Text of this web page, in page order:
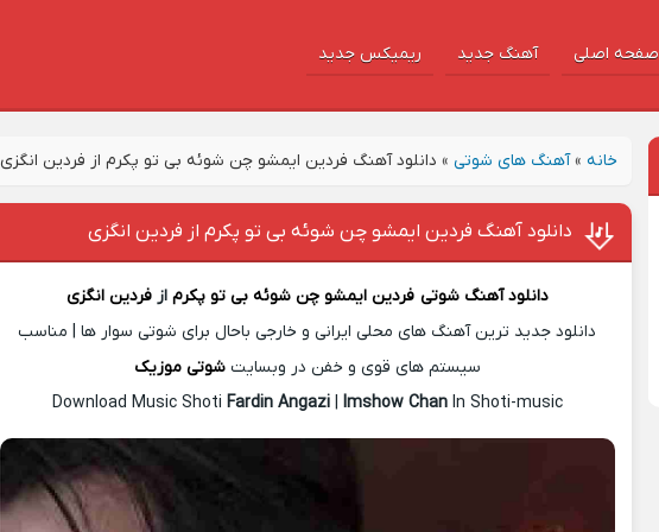
صفحه اصلی آهنگ‌ جدید ریمیکس جدید
خانه »آهنگ های شوتی » دانلود آهنگ فردین ایمشو چن شوئه بی تو پکرم از فردین انگزی
دانلود آهنگ فردین ایمشو چن شوئه بی تو پکرم از فردین انگزی
دانلود آهنگ شوتی فردین ایمشو چن شوئه بی تو پکرم ازفردین انگزی
دانلود جدید ترین آهنگ های محلی ایرانی و خارجی باحال برای شوتی سوار ها | مناسب
سیستم های قوی و خفن در وبسایتشوتی موزیک
Download Music Shoti Fardin Angazi| Imshow ChanIn Shoti-music